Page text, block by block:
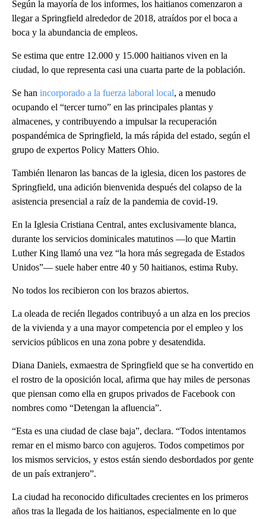
Según la mayoría de los informes, los haitianos comenzaron a
llegar a Springfield alrededor de 2018, atraídos por el boca a
boca y la abundancia de empleos.
Se estima que entre 12.000 y 15.000 haitianos viven en la
ciudad, lo que representa casi una cuarta parte de la población.
Se han incorporado a la fuerza laboral local, a menudo
ocupando el “tercer turno” en las principales plantas y
almacenes, y contribuyendo a impulsar la recuperación
pospandémica de Springfield, la más rápida del estado, según el
grupo de expertos Policy Matters Ohio.
También llenaron las bancas de la iglesia, dicen los pastores de
Springfield, una adición bienvenida después del colapso de la
asistencia presencial a raíz de la pandemia de covid-19.
En la Iglesia Cristiana Central, antes exclusivamente blanca,
durante los servicios dominicales matutinos —lo que Martin
Luther King llamó una vez “la hora más segregada de Estados
Unidos”— suele haber entre 40 y 50 haitianos, estima Ruby.
No todos los recibieron con los brazos abiertos.
La oleada de recién llegados contribuyó a un alza en los precios
de la vivienda y a una mayor competencia por el empleo y los
servicios públicos en una zona pobre y desatendida.
Diana Daniels, exmaestra de Springfield que se ha convertido en
el rostro de la oposición local, afirma que hay miles de personas
que piensan como ella en grupos privados de Facebook con
nombres como “Detengan la afluencia”.
“Esta es una ciudad de clase baja”, declara. “Todos intentamos
remar en el mismo barco con agujeros. Todos competimos por
los mismos servicios, y estos están siendo desbordados por gente
de un país extranjero”.
La ciudad ha reconocido dificultades crecientes en los primeros
años tras la llegada de los haitianos, especialmente en lo que